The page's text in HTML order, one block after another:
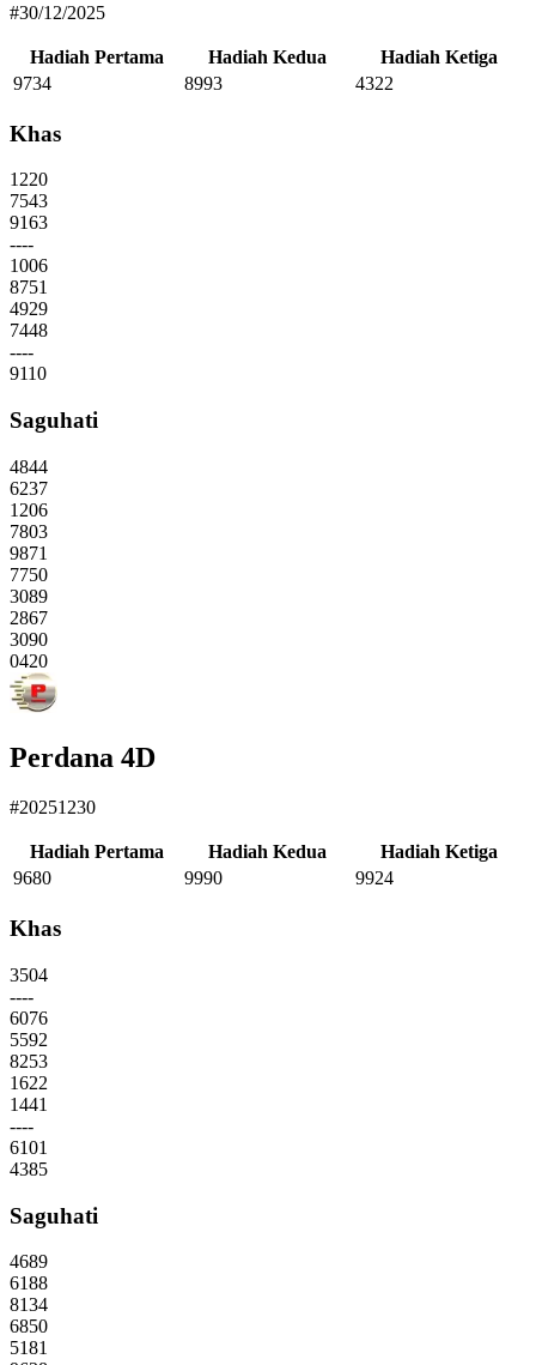
#30/12/2025
Hadiah Pertama Hadiah Kedua
Hadiah Ketiga
9734
8993 4322
Khas
1220
7543
9163
----
1006
8751
4929
7448
----
9110
Saguhati
4844
6237
1206
7803
9871
7750
3089
2867
3090
0420
Perdana 4D
#20251230
Hadiah Pertama Hadiah Kedua
Hadiah Ketiga
9680
9990 9924
Khas
3504
----
6076
5592
8253
1622
1441
----
6101
4385
Saguhati
4689
6188
8134
6850
5181